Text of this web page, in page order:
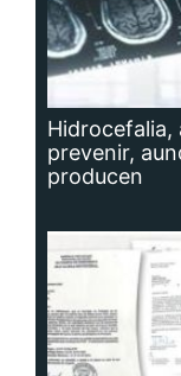
Hidrocefalia,
prevenir,
producen